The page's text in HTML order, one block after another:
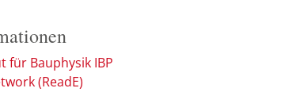
für Bauphysik IBP
(ReadE)